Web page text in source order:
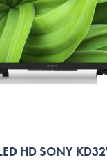
HD SONY